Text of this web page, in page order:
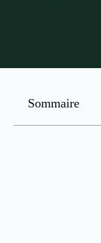
Sommaire